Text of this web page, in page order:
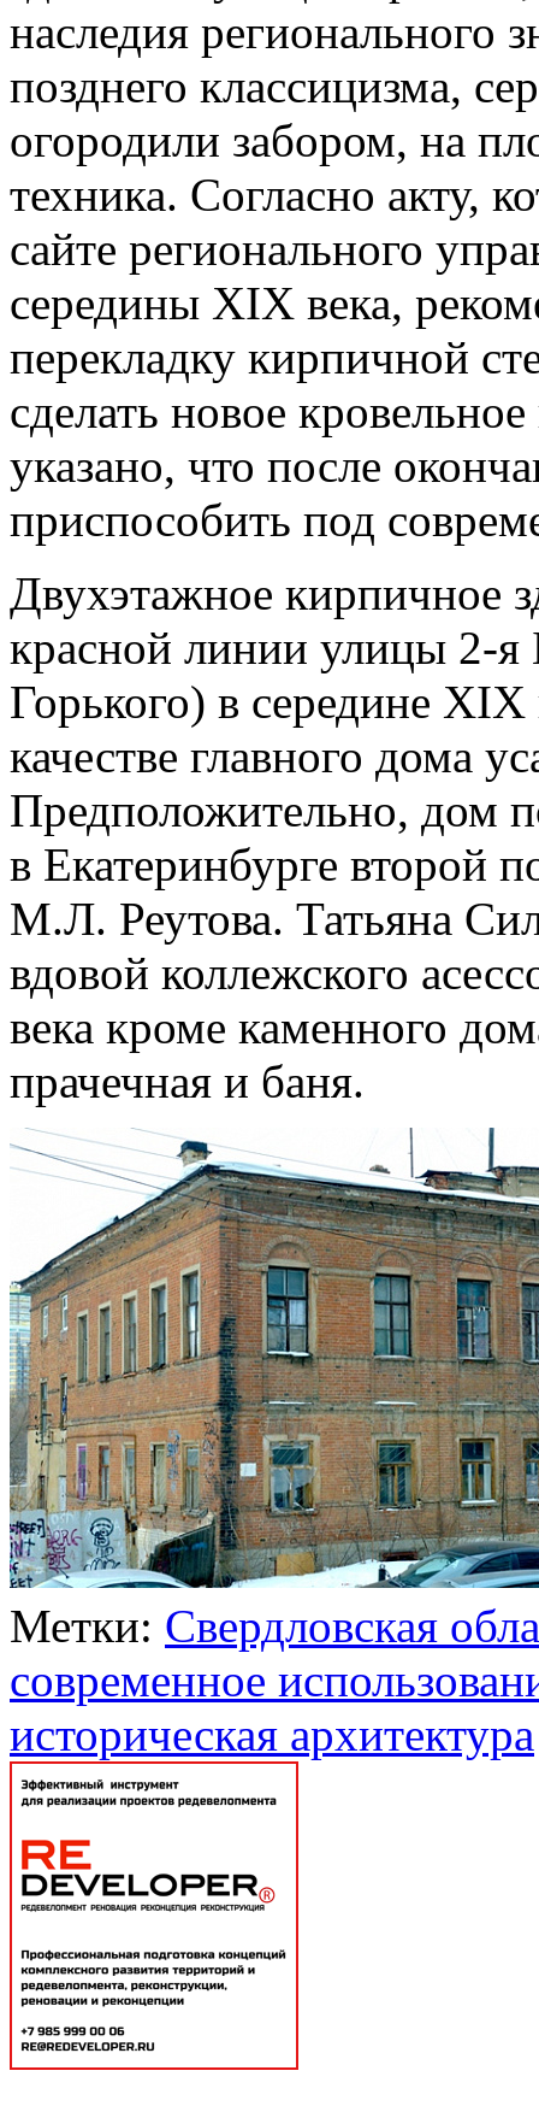
наследия регионального
позднего классицизма,
огородили забором, на
техника. Согласно акту,
сайте регионального
середины ХIХ века,
перекладку кирпичной
сделать новое
указано, что после
приспособить под
Двухэтажное кирпичное
красной линии улицы 2-я
Горького) в середине
качестве главного дома
Предположительно, дом
в Екатеринбурге второй
М.Л. Реутова. Татьяна
вдовой коллежского
века кроме каменного
прачечная и баня.
Метки: Свердловская
современное
историческая архитектура